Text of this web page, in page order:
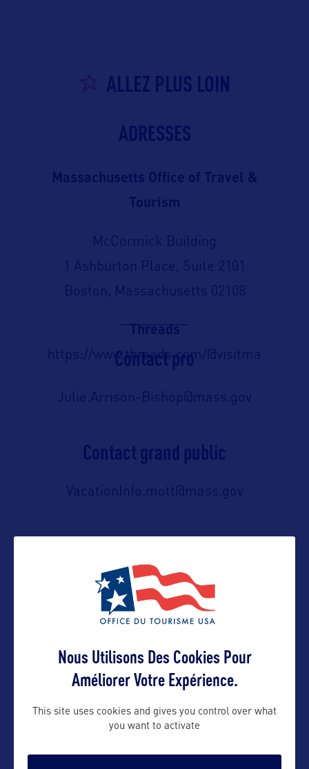
ALLEZ PLUS LOIN
ADRESSES
Massachusetts Office of Travel &
Tourism
McCormick Building
1 Ashburton Place, Suite 2101
Boston, Massachusetts 02108
Threads
https://www.threads.com/@visitma
Contact pro
Julie.Arrison-Bishop@mass.gov
Contact grand public
VacationInfo.mott@mass.gov
Nous Utilisons Des Cookies Pour
Améliorer Votre Expérience.
This site uses cookies and gives you control over what
you want to activate